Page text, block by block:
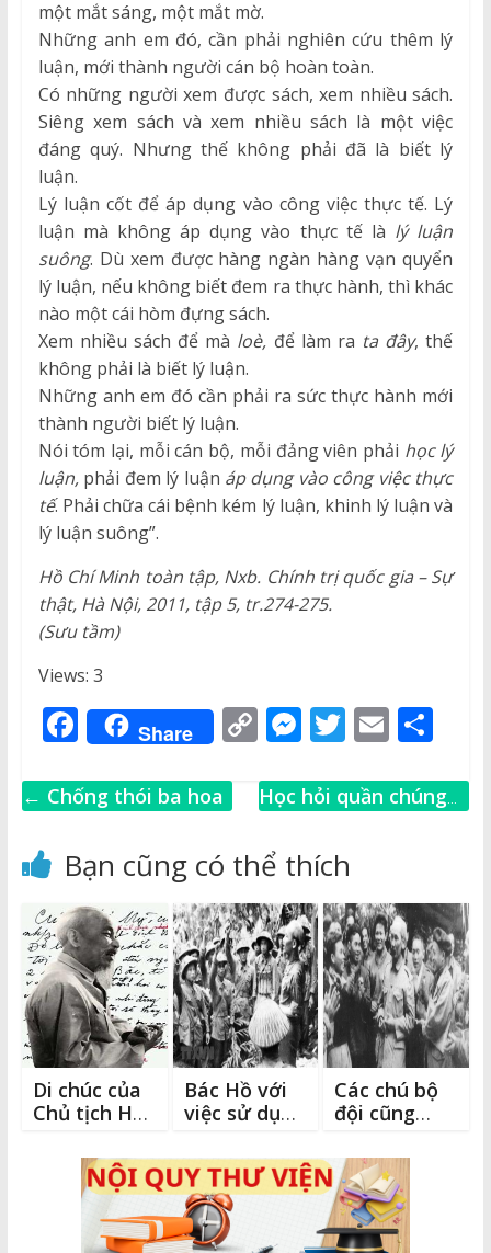
một mắt sáng, một mắt mờ.
Những anh em đó, cần phải nghiên cứu thêm lý
luận, mới thành người cán bộ hoàn toàn.
Có những người xem được sách, xem nhiều sách.
Siêng xem sách và xem nhiều sách là một việc
đáng quý. Nhưng thế không phải đã là biết lý
luận.
Lý luận cốt để áp dụng vào công việc thực tế. Lý
luận mà không áp dụng vào thực tế là lý luận
suông. Dù xem được hàng ngàn hàng vạn quyển
lý luận, nếu không biết đem ra thực hành, thì khác
nào một cái hòm đựng sách.
Xem nhiều sách để mà loè, để làm ra ta đây, thế
không phải là biết lý luận.
Những anh em đó cần phải ra sức thực hành mới
thành người biết lý luận.
Nói tóm lại, mỗi cán bộ, mỗi đảng viên phải học lý
luận,phải đem lý luận áp dụng vào công việc thực
tế. Phải chữa cái bệnh kém lý luận, khinh lý luận và
lý luận suông”.
Hồ Chí Minh toàn tập, Nxb. Chính trị quốc gia – Sự
thật, Hà Nội, 2011, tập 5, tr.274-275.
(Sưu tầm)
Views: 3
F
a
c
b
o
o
k
Share C
p
Li
n
k
M
ss
n
g
e
r
T
it
r
E
ai
S
ar
← Chống thói ba hoa
Học hỏi quần chúng
đuôi quần chúng
Bạn cũng có thể thích
Di chúc của
Chủ tịch Hồ
qua các năm
Bác Hồ với
việc sử dụng
Các chú bộ
đội cũng